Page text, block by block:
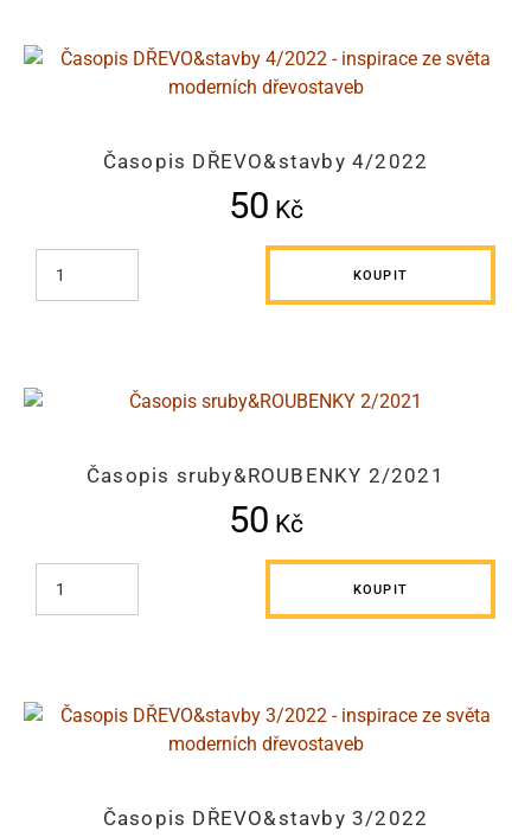
Časopis DŘEVO&stavby 4/2022
50 Kč
KOUPIT
Časopis sruby&ROUBENKY 2/2021
50 Kč
KOUPIT
Časopis DŘEVO&stavby 3/2022